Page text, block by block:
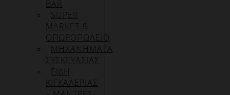
BAR
SUPER
MARKET &
ΟΠΩΡΟΠΩΛΕΙΟ
ΜΗΧΑΝΗΜΑΤΑ
ΣΥΣΚΕΥΑΣΙΑΣ
ΕΙΔΗ
ΚΙΓΚΑΛΕΡΙΑΣ